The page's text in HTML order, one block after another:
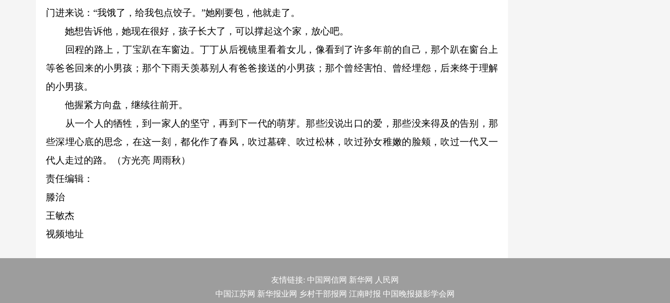
门进来说：“我饿了，给我包点饺子。”她刚要包，他就走了。
她想告诉他，她现在很好，孩子长大了，可以撑起这个家，放心吧。
回程的路上，丁宝趴在车窗边。丁丁从后视镜里看着女儿，像看到了许多年前的自己，那个趴在窗台上
等爸爸回来的小男孩；那个下雨天羡慕别人有爸爸接送的小男孩；那个曾经害怕、曾经埋怨，后来终于理解
的小男孩。
他握紧方向盘，继续往前开。
从一个人的牺牲，到一家人的坚守，再到下一代的萌芽。那些没说出口的爱，那些没来得及的告别，那
些深埋心底的思念，在这一刻，都化作了春风，吹过墓碑、吹过松林，吹过孙女稚嫩的脸颊，吹过一代又一
代人走过的路。（方光亮 周雨秋）
责任编辑：
滕治
王敏杰
视频地址
友情链接: 中国网信网 新华网
人民网
中国江苏网 新华报业网 乡村干部报网 江南时报 中国晚报摄影学会网